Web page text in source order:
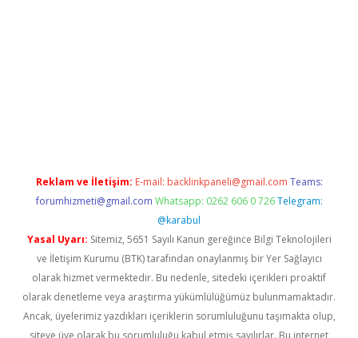
Reklam ve İletişim: E-mail: backlinkpaneli@gmail.com Teams:
forumhizmeti@gmail.com Whatsapp: 0262 606 0 726 Telegram:
@karabul
Yasal Uyarı: Sitemiz, 5651 Sayılı Kanun gereğince Bilgi Teknolojileri
ve İletişim Kurumu (BTK) tarafından onaylanmış bir Yer Sağlayıcı
olarak hizmet vermektedir. Bu nedenle, sitedeki içerikleri proaktif
olarak denetleme veya araştırma yükümlülüğümüz bulunmamaktadır.
Ancak, üyelerimiz yazdıkları içeriklerin sorumluluğunu taşımakta olup,
siteye üye olarak bu sorumluluğu kabul etmiş sayılırlar. Bu internet